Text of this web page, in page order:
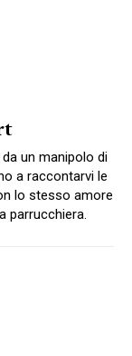
un manipolo di
a raccontarvi le
lo stesso amore
parrucchiera.